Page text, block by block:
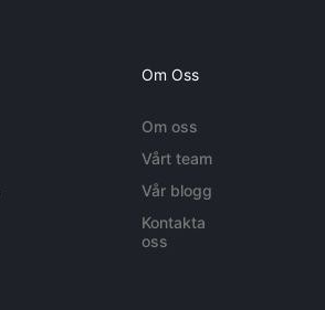
Om Oss
Om oss
Vårt team
Vår blogg
Kontakta
oss